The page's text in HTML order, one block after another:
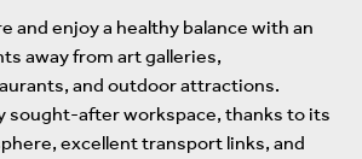
and enjoy a healthy balance with an
away from art galleries,
and outdoor attractions.
sought-after workspace, thanks to its
excellent transport links, and